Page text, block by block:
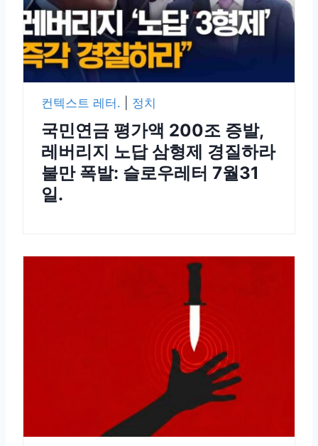
컨텍스트 레터. 정치
국민연금 평가액 200조 증발,
레버리지 노답 삼형제 경질하라
불만 폭발: 슬로우레터 7월31
일.